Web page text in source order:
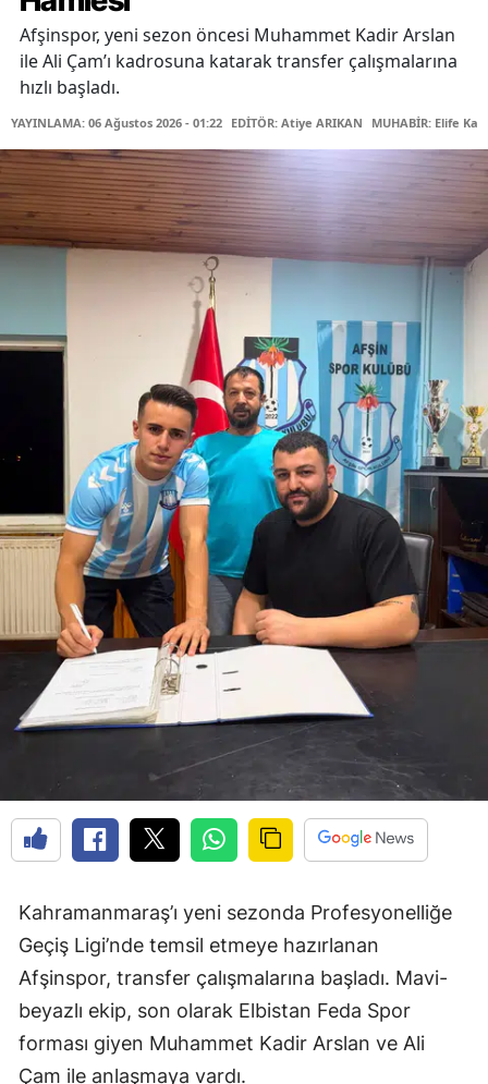
Afşinspor, yeni sezon öncesi Muhammet Kadir Arslan
ile Ali Çam’ı kadrosuna katarak transfer çalışmalarına
hızlı başladı.
YAYINLAMA: 06 Ağustos 2026 - 01:22 EDİTÖR: Atiye ARIKAN MUHABİR: Elife
Kahramanmaraş’ı yeni sezonda Profesyonelliğe
Geçiş Ligi’nde temsil etmeye hazırlanan
Afşinspor, transfer çalışmalarına başladı. Mavi-
beyazlı ekip, son olarak Elbistan Feda Spor
forması giyen Muhammet Kadir Arslan ve Ali
Çam ile anlaşmaya vardı.